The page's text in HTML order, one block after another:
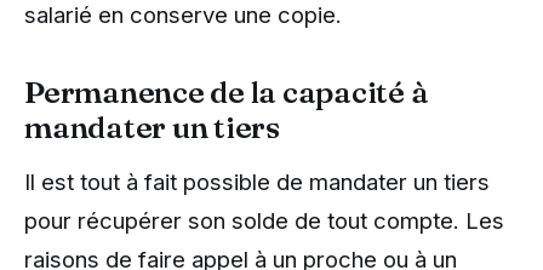
salarié en conserve une copie.
Permanence de la capacité à
mandater un tiers
Il est tout à fait possible de mandater un tiers
pour récupérer son solde de tout compte. Les
raisons de faire appel à un proche ou à un